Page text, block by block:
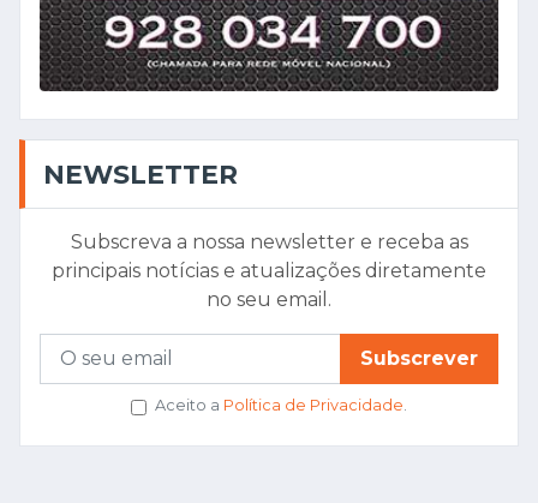
NEWSLETTER
Subscreva a nossa newsletter e receba as
principais notícias e atualizações diretamente
no seu email.
Subscrever
Aceito a Política de Privacidade